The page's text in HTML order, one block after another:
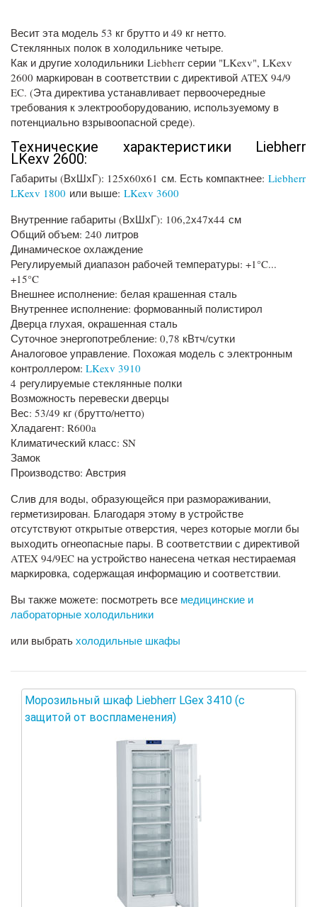
Весит эта модель 53 кг брутто и 49 кг нетто.
Стеклянных полок в холодильнике четыре.
Как и другие холодильники Liebherr серии "LKexv", LKexv
2600 маркирован в соответствии с директивой ATEX 94/9
EC. (Эта директива устанавливает первоочередные
требования к электрооборудованию, используемому в
потенциально взрывоопасной среде).
Технические характеристики Liebherr
LKexv 2600:
Габариты (ВхШхГ): 125х60х61 см. Есть компактнее: Liebherr
LKexv 1800 или выше: LKexv 3600
Внутренние габариты (ВхШхГ): 106,2х47х44 см
Общий объем: 240 литров
Динамическое охлаждение
Регулируемый диапазон рабочей температуры: +1°C...
+15°C
Внешнее исполнение: белая крашенная сталь
Внутреннее исполнение: формованный полистирол
Дверца глухая, окрашенная сталь
Суточное энергопотребление: 0,78 кВтч/сутки
Аналоговое управление. Похожая модель с электронным
контроллером: LKexv 3910
4 регулируемые стеклянные полки
Возможность перевески дверцы
Вес: 53/49 кг (брутто/нетто)
Хладагент: R600a
Климатический класс: SN
Замок
Производство: Австрия
Слив для воды, образующейся при размораживании,
герметизирован. Благодаря этому в устройстве
отсутствуют открытые отверстия, через которые могли бы
выходить огнеопасные пары. В соответствии с директивой
ATEX 94/9EC на устройство нанесена четкая нестираемая
маркировка, содержащая информацию и соответствии.
Вы также можете: посмотреть все медицинские и
лабораторные холодильники
или выбрать холодильные шкафы
Морозильный шкаф Liebherr LGex 3410 (с
защитой от воспламенения)